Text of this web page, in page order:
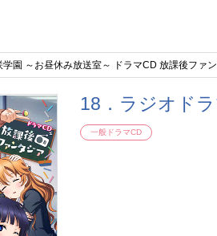
園 ～お昼休み放送室～ ドラマCD 放課後ファンタ
18．ラジオド
一般ドラマCD